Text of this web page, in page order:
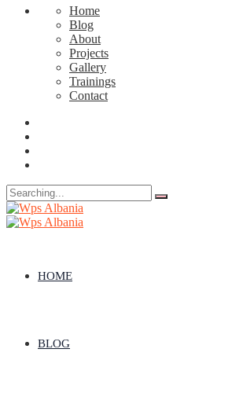
Home
Blog
About
Projects
Gallery
Trainings
Contact
Search
for:
HOME
BLOG